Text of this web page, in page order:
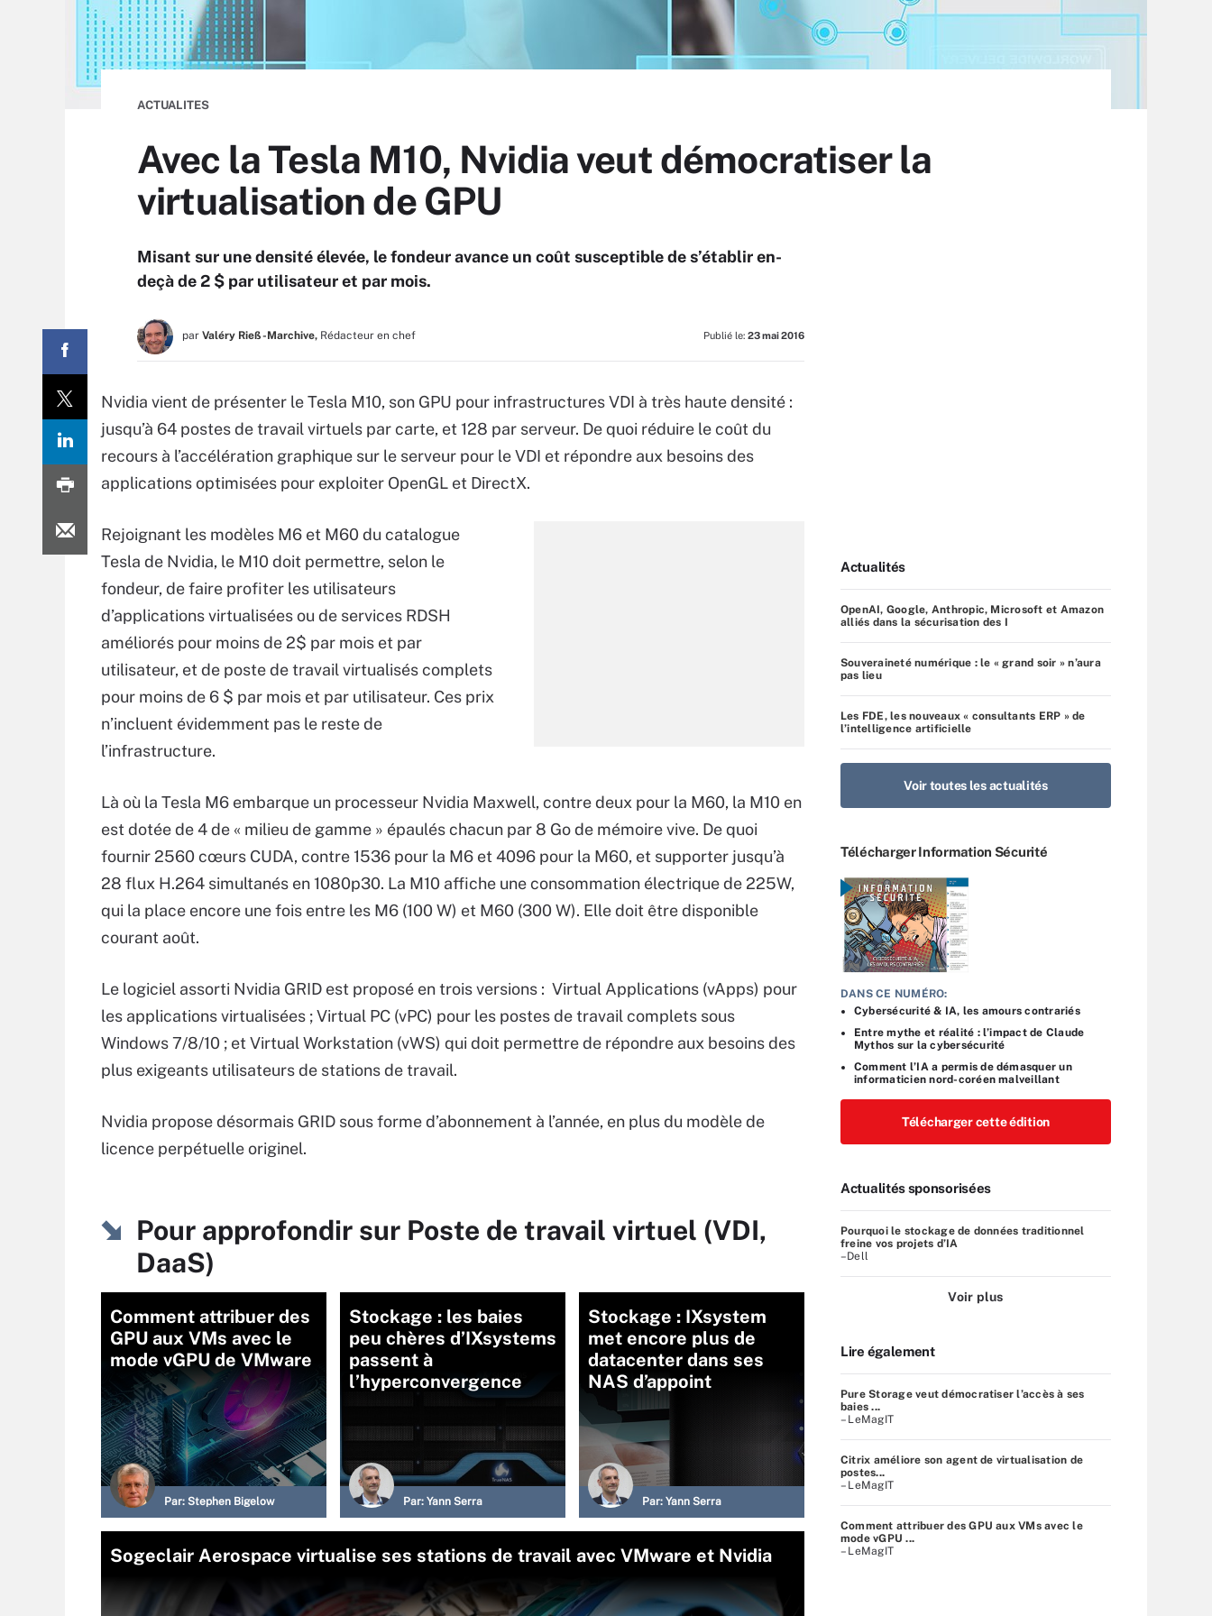
ACTUALITES
Avec la Tesla M10, Nvidia veut démocratiser la
virtualisation de GPU
Misant sur une densité élevée, le fondeur avance un coût susceptible de s’établir en-
deçà de 2 $ par utilisateur et par mois.
par Valéry Rieß-Marchive, Rédacteur en chef Publié le: 23 mai 2016
Nvidia vient de présenter le Tesla M10, son GPU pour infrastructures VDI à très haute densité :
jusqu’à 64 postes de travail virtuels par carte, et 128 par serveur. De quoi réduire le coût du
recours à l’accélération graphique sur le serveur pour le VDI et répondre aux besoins des
applications optimisées pour exploiter OpenGL et DirectX.
Rejoignant les modèles M6 et M60 du catalogue
Tesla de Nvidia, le M10 doit permettre, selon le
fondeur, de faire profiter les utilisateurs
d’applications virtualisées ou de services RDSH
améliorés pour moins de 2$ par mois et par
utilisateur, et de poste de travail virtualisés complets
pour moins de 6 $ par mois et par utilisateur. Ces prix
n’incluent évidemment pas le reste de
l’infrastructure.
Là où la Tesla M6 embarque un processeur Nvidia Maxwell, contre deux pour la M60, la M10 en
est dotée de 4 de « milieu de gamme » épaulés chacun par 8 Go de mémoire vive. De quoi
fournir 2560 cœurs CUDA, contre 1536 pour la M6 et 4096 pour la M60, et supporter jusqu’à
28 flux H.264 simultanés en 1080p30. La M10 affiche une consommation électrique de 225W,
qui la place encore une fois entre les M6 (100 W) et M60 (300 W). Elle doit être disponible
courant août.
Le logiciel assorti Nvidia GRID est proposé en trois versions : Virtual Applications (vApps) pour
les applications virtualisées ; Virtual PC (vPC) pour les postes de travail complets sous
Windows 7/8/10 ; et Virtual Workstation (vWS) qui doit permettre de répondre aux besoins des
plus exigeants utilisateurs de stations de travail.
Nvidia propose désormais GRID sous forme d’abonnement à l’année, en plus du modèle de
licence perpétuelle originel.
Pour approfondir sur Poste de travail virtuel (VDI,
DaaS)
Comment attribuer des
GPU aux VMs avec le
mode vGPU de VMware
Par: Stephen Bigelow
Stockage : les baies
peu chères d’IXsystems
passent à
l’hyperconvergence
Par: Yann Serra
Stockage : IXsystem
met encore plus de
datacenter dans ses
NAS d’appoint
Par: Yann Serra
Sogeclair Aerospace virtualise ses stations de travail avec VMware et Nvidia
Actualités
OpenAI, Google, Anthropic, Microsoft et Amazon
alliés dans la sécurisation des I
Souveraineté numérique : le « grand soir » n’aura
pas lieu
Les FDE, les nouveaux « consultants ERP » de
l’intelligence artificielle
Voir toutes les actualités
Télécharger Information Sécurité
DANS CE NUMÉRO:
Cybersécurité & IA, les amours contrariés
Entre mythe et réalité : l’impact de Claude
Mythos sur la cybersécurité
Comment l’IA a permis de démasquer un
informaticien nord-coréen malveillant
Télécharger cette édition
Actualités sponsorisées
Pourquoi le stockage de données traditionnel
freine vos projets d’IA
–Dell
Voir plus
Lire également
Pure Storage veut démocratiser l’accès à ses
baies ...
– LeMagIT
Citrix améliore son agent de virtualisation de
postes...
– LeMagIT
Comment attribuer des GPU aux VMs avec le
mode vGPU ...
– LeMagIT